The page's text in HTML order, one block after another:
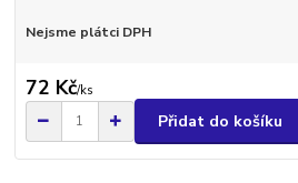
Nejsme plátci DPH
72 Kč/ks
Přidat do košíku